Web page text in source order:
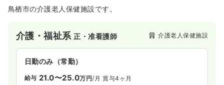
鳥栖市の介護老人保健施設です。
介護・福祉系正・准看護師 介護老人保健施設
日勤のみ（常勤）
給与 21.0〜25.0万円/月 賞与4ヶ月